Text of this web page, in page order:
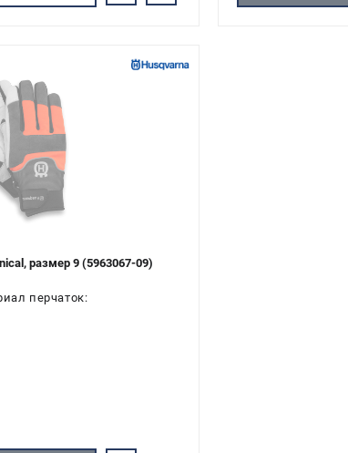
размер 9 (5963067-09)
перчаток: